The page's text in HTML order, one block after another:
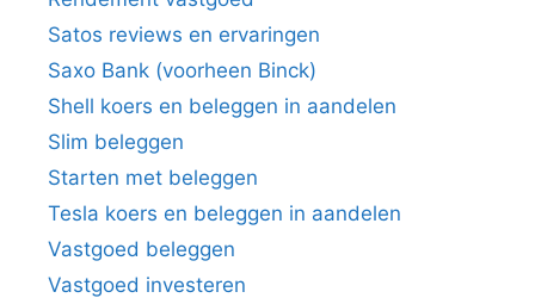
Satos reviews en ervaringen
Saxo Bank (voorheen Binck)
Shell koers en beleggen in aandelen
Slim beleggen
Starten met beleggen
Tesla koers en beleggen in aandelen
Vastgoed beleggen
Vastgoed investeren